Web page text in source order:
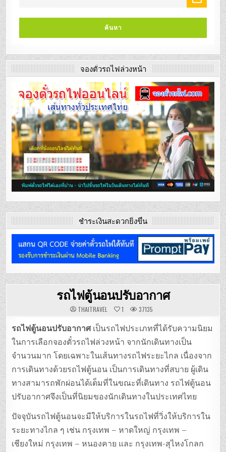
จองตั๋วรถไฟล่วงหน้า
ชำระเงินสะดวกยิ่งขึ้น
รถไฟตู้นอนปรับอากาศ
THAITRAVEL 1 37135
รถไฟตู้นอนปรับอากาศ เป็นรถไฟประเภทที่ได้รับความนิยม
ในการเลือกจองตั๋วรถไฟล่วงหน้า จากนักเดินทางเป็น
จำนวนมาก โดยเฉพาะในเส้นทางรถไฟระยะไกล เนื่องจาก
การเดินทางด้วยรถไฟตู้นอน เป็นการเดินทางที่สบาย ผู้เดิน
ทางสามารถพักผ่อนได้เต็มที่ในขณะที่เดินทาง รถไฟตู้นอน
ปรับอากาศจึงเป็นที่นิยมของนักเดินทางในประเทศไทย
ปัจจุบันรถไฟตู้นอนจะมีให้บริการในรถไฟที่วิ่งให้บริการใน
ระยะทางไกล ๆ เช่น กรุงเทพ – หาดใหญ่ กรุงเทพ –
เชียงใหม่ กรุงเทพ – หนองคาย และ กรุงเทพ-สุไหงโกลก